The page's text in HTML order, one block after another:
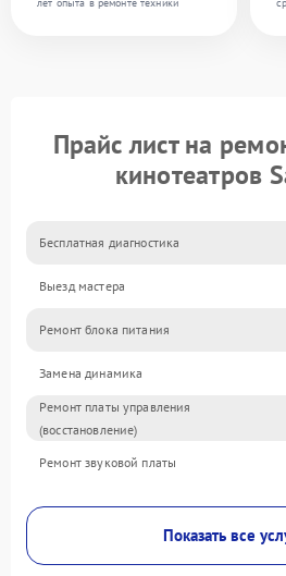
Прайс лист на
кинотеатров
Бесплатная диагностика
Выезд мастера
Ремонт блока питания
Замена динамика
Ремонт платы управления
(восстановление)
Ремонт звуковой платы
Показать все